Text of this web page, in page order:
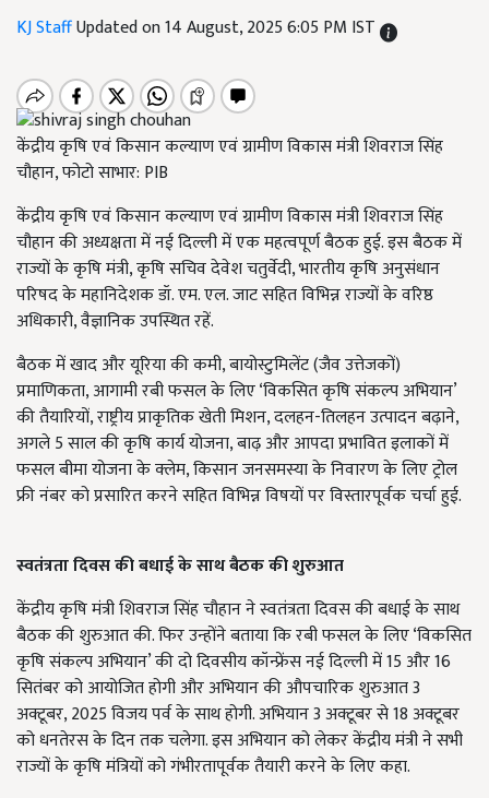
KJ StaffUpdated on 14 August, 2025 6:05 PM IST
केंद्रीय कृषि एवं किसान कल्याण एवं ग्रामीण विकास मंत्री शिवराज सिंह
चौहान, फोटो साभार: PIB
केंद्रीय कृषि एवं किसान कल्याण एवं ग्रामीण विकास मंत्री शिवराज सिंह
चौहान की अध्यक्षता में नई दिल्ली में एक महत्वपूर्ण बैठक हुई. इस बैठक में
राज्यों के कृषि मंत्री, कृषि सचिव देवेश चतुर्वेदी, भारतीय कृषि अनुसंधान
परिषद के महानिदेशक डॉ. एम. एल. जाट सहित विभिन्न राज्यों के वरिष्ठ
अधिकारी, वैज्ञानिक उपस्थित रहें.
बैठक में खाद और यूरिया की कमी, बायोस्टुमिलेंट (जैव उत्तेजकों)
प्रमाणिकता, आगामी रबी फसल के लिए ‘विकसित कृषि संकल्प अभियान’
की तैयारियों, राष्ट्रीय प्राकृतिक खेती मिशन, दलहन-तिलहन उत्पादन बढ़ाने,
अगले 5 साल की कृषि कार्य योजना, बाढ़ और आपदा प्रभावित इलाकों में
फसल बीमा योजना के क्लेम, किसान जनसमस्या के निवारण के लिए ट्रोल
फ्री नंबर को प्रसारित करने सहित विभिन्न विषयों पर विस्तारपूर्वक चर्चा हुई.
स्वतंत्रता दिवस की बधाई के साथ बैठक की शुरुआत
केंद्रीय कृषि मंत्री शिवराज सिंह चौहान ने स्वतंत्रता दिवस की बधाई के साथ
बैठक की शुरुआत की. फिर उन्होंने बताया कि रबी फसल के लिए ‘विकसित
कृषि संकल्प अभियान’ की दो दिवसीय कॉन्फ्रेंस नई दिल्ली में 15 और 16
सितंबर को आयोजित होगी और अभियान की औपचारिक शुरुआत 3
अक्टूबर, 2025 विजय पर्व के साथ होगी. अभियान 3 अक्टूबर से 18 अक्टूबर
को धनतेरस के दिन तक चलेगा. इस अभियान को लेकर केंद्रीय मंत्री ने सभी
राज्यों के कृषि मंत्रियों को गंभीरतापूर्वक तैयारी करने के लिए कहा.